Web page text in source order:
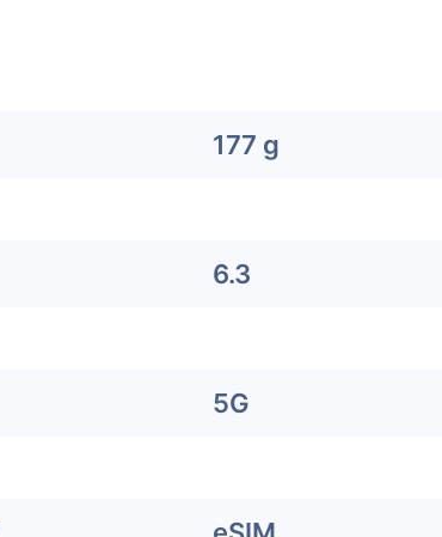
177 g
6.3
5G